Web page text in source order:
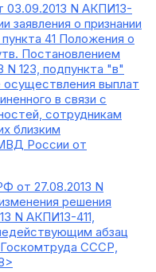
03.09.2013 N АКПИ13-
заявления о признании
41 Положения о
Постановлением
123, подпункта "в"
осуществления выплат
в связи с
сотрудникам
близким
России от
от 27.08.2013 N
решения
N АКПИ13-411,
абзац
Госкомтруда СССР,